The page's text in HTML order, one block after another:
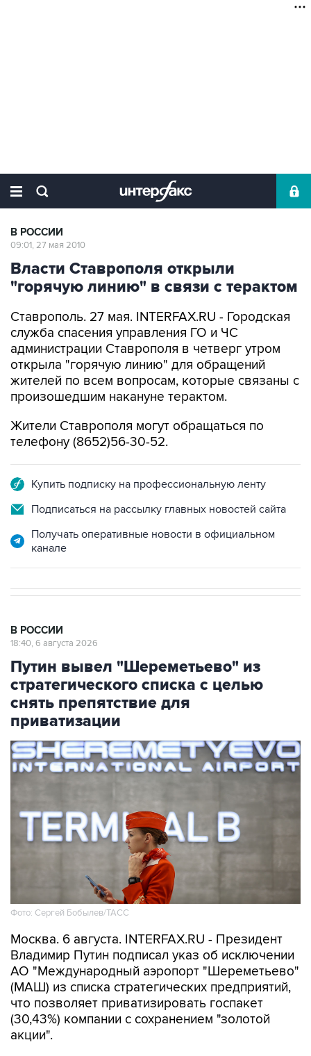
В РОССИИ
09:01, 27 мая 2010
Власти Ставрополя открыли
"горячую линию" в связи с терактом
Ставрополь. 27 мая. INTERFAX.RU - Городская
служба спасения управления ГО и ЧС
администрации Ставрополя в четверг утром
открыла "горячую линию" для обращений
жителей по всем вопросам, которые связаны с
произошедшим накануне терактом.
Жители Ставрополя могут обращаться по
телефону (8652)56-30-52.
Купить подписку на профессиональную ленту
Подписаться на рассылку главных новостей сайта
Получать оперативные новости в официальном
канале
В РОССИИ
18:40, 6 августа 2026
Путин вывел "Шереметьево" из
стратегического списка с целью
снять препятствие для
приватизации
Фото: Сергей Бобылев/ТАСС
Москва. 6 августа. INTERFAX.RU - Президент
Владимир Путин подписал указ об исключении
АО "Международный аэропорт "Шереметьево"
(МАШ) из списка стратегических предприятий,
что позволяет приватизировать госпакет
(30,43%) компании с сохранением "золотой
акции".